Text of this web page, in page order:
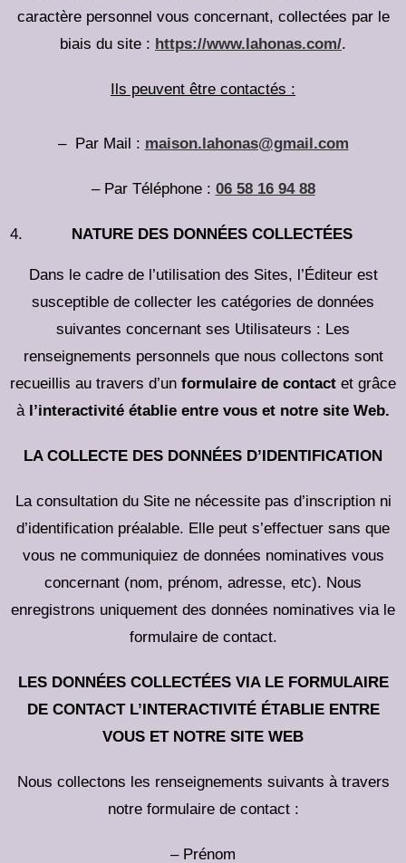
caractère personnel vous concernant, collectées par le
biais du site : https://www.lahonas.com/.
Ils peuvent être contactés :
– Par Mail : maison.lahonas@gmail.com
– Par Téléphone : 06 58 16 94 88
NATURE DES DONNÉES COLLECTÉES
Dans le cadre de l’utilisation des Sites, l’Éditeur est
susceptible de collecter les catégories de données
suivantes concernant ses Utilisateurs : Les
renseignements personnels que nous collectons sont
recueillis au travers d’un formulaire de contact et grâce
à l’interactivité établie entre vous et notre site Web.
LA COLLECTE DES DONNÉES D’IDENTIFICATION
La consultation du Site ne nécessite pas d’inscription ni
d’identification préalable. Elle peut s’effectuer sans que
vous ne communiquiez de données nominatives vous
concernant (nom, prénom, adresse, etc). Nous
enregistrons uniquement des données nominatives via le
formulaire de contact.
LES DONNÉES COLLECTÉES VIA LE FORMULAIRE
DE CONTACT L’INTERACTIVITÉ ÉTABLIE ENTRE
VOUS ET NOTRE SITE WEB
Nous collectons les renseignements suivants à travers
notre formulaire de contact :
– Prénom